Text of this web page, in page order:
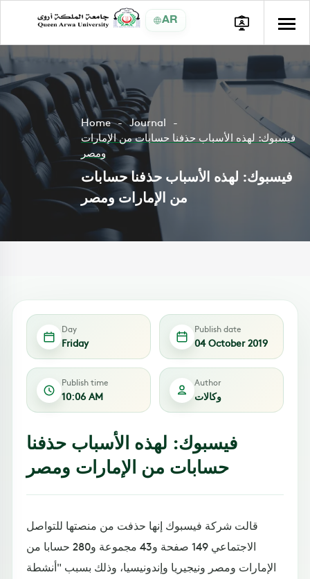
AR
Home
Journal
فيسبوك: لهذه الأسباب حذفنا حسابات من الإمارات
ومصر
فيسبوك: لهذه الأسباب حذفنا حسابات
من الإمارات ومصر
Day
Friday
Publish date
04 October 2019
Publish time
10:06 AM
Author
وكالات
فيسبوك: لهذه الأسباب حذفنا
حسابات من الإمارات ومصر
قالت شركة فيسبوك إنها حذفت من منصتها للتواصل
الاجتماعي 149 صفحة و43 مجموعة و280 حسابا من
الإمارات ومصر ونيجيريا وإندونيسيا، وذلك بسبب "أنشطة